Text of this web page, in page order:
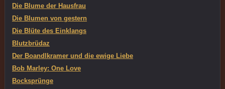
Die Blume der Hausfrau
Die Blumen von gestern
Die Blüte des Einklangs
Blutzbrüdaz
Der Boandlkramer und die ewige Liebe
Bob Marley: One Love
Bocksprünge